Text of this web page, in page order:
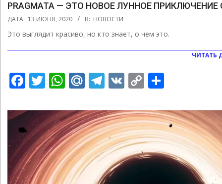
PRAGMATA — ЭТО НОВОЕ ЛУННОЕ
2020-
13
ДАТА: 13 ИЮНЯ, 2020 В: НОВОСТИ
Это выглядит красиво, но кто знает, о чем это.
ЧИТАТЬ
Facebook
Twitter
WhatsApp
Mail.Ru
Telegram
VK Copy